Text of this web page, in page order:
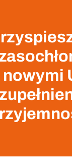
nowymi